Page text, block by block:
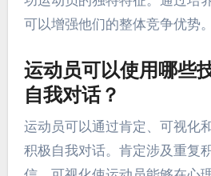
可以增强他们的整体竞争优势。
运动员可以使用哪些
自我对话？
运动员可以通过肯定、可视化
积极自我对话。肯定涉及重复